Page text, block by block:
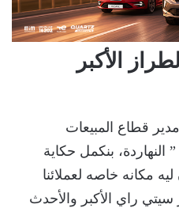
الأكبر
قطاع المبيعات
بنكمل حكاية
مكانه خاصه لعملائنا
راي الأكبر والأحدث